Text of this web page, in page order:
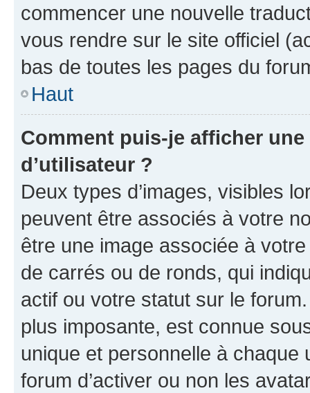
commencer une nouvelle
vous rendre sur le site officiel
bas de toutes les pages du
Haut
Comment puis-je afficher
d’utilisateur ?
Deux types d’images, visibles
peuvent être associés à votre
être une image associée à
de carrés ou de ronds, qui
actif ou votre statut sur le
plus imposante, est connue
unique et personnelle à chaque
forum d’activer ou non les